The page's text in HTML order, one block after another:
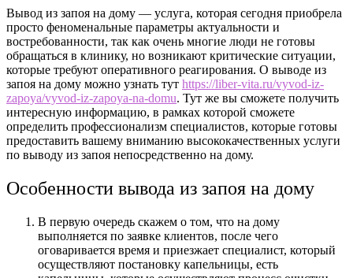
Вывод из запоя на дому — услуга, которая сегодня приобрела
просто феноменальные параметры актуальности и
востребованности, так как очень многие люди не готовы
обращаться в клинику, но возникают критические ситуации,
которые требуют оперативного реагирования. О выводе из
запоя на дому можно узнать тут https://liber-vita.ru/vyvod-iz-
zapoya/vyvod-iz-zapoya-na-domu. Тут же вы сможете получить
интересную информацию, в рамках которой сможете
определить профессионализм специалистов, которые готовы
предоставить вашему вниманию высококачественных услуги
по выводу из запоя непосредственно на дому.
Особенности вывода из запоя на дому
В первую очередь скажем о том, что на дому
выполняется по заявке клиентов, после чего
оговаривается время и приезжает специалист, который
осуществляют постановку капельницы, есть